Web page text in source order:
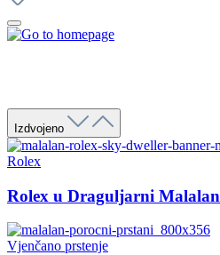
Izdvojeno
Rolex
Rolex u Draguljarni Malalan
Vjenčano prstenje